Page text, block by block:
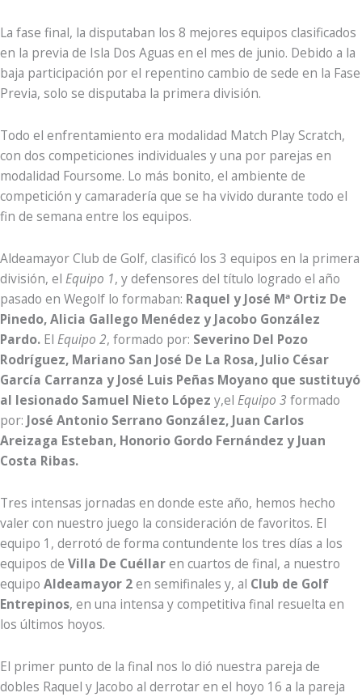
La fase final, la disputaban los 8 mejores equipos clasificados
en la previa de Isla Dos Aguas en el mes de junio. Debido a la
baja participación por el repentino cambio de sede en la Fase
Previa, solo se disputaba la primera división.
Todo el enfrentamiento era modalidad Match Play Scratch,
con dos competiciones individuales y una por parejas en
modalidad Foursome. Lo más bonito, el ambiente de
competición y camaradería que se ha vivido durante todo el
fin de semana entre los equipos.
Aldeamayor Club de Golf, clasificó los 3 equipos en la primera
división, el Equipo 1, y defensores del título logrado el año
pasado en Wegolf lo formaban: Raquel y José Mª Ortiz De
Pinedo, Alicia Gallego Menédez y Jacobo González
Pardo. El Equipo 2, formado por: Severino Del Pozo
Rodríguez, Mariano San José De La Rosa, Julio César
García Carranza y José Luis Peñas Moyano que sustituyó
al lesionado Samuel Nieto López y,el Equipo 3 formado
por: José Antonio Serrano González, Juan Carlos
Areizaga Esteban, Honorio Gordo Fernández y Juan
Costa Ribas.
Tres intensas jornadas en donde este año, hemos hecho
valer con nuestro juego la consideración de favoritos. El
equipo 1, derrotó de forma contundente los tres días a los
equipos de Villa De Cuéllaren cuartos de final, a nuestro
equipo Aldeamayor 2en semifinales y, al Club de Golf
Entrepinos, en una intensa y competitiva final resuelta en
los últimos hoyos.
El primer punto de la final nos lo dió nuestra pareja de
dobles Raquel y Jacobo al derrotar en el hoyo 16 a la pareja